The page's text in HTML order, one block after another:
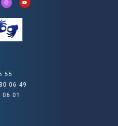
55
06 49
06 01